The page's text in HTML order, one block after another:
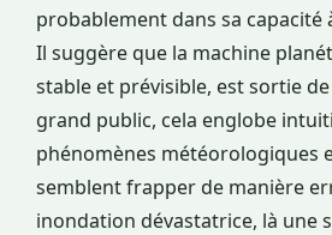
probablement dans sa capacité
Il suggère que la machine
stable et prévisible, est sortie
grand public, cela englobe
phénomènes météorologiques
semblent frapper de manière
inondation dévastatrice, là une